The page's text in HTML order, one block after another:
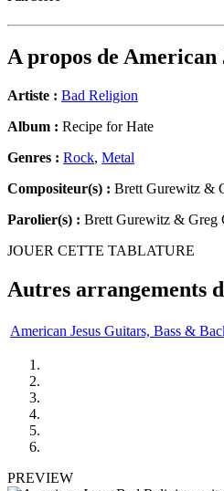
A propos de American
Artiste : Bad Religion
Album : Recipe for Hate
Genres : Rock, Metal
Compositeur(s) : Brett Gurewitz &
Parolier(s) : Brett Gurewitz & Greg
JOUER CETTE TABLATURE
Autres arrangements
American Jesus Guitars, Bass &
PREVIEW